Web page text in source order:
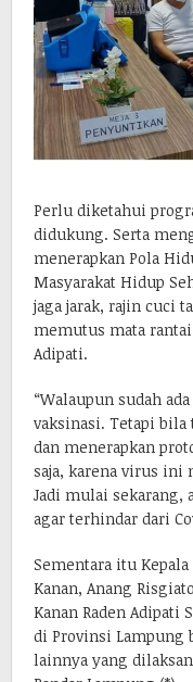
Perlu diketahui
didukung. Serta
menerapkan Pola
Masyarakat Hidup
jaga jarak, rajin cuci
memutus mata
Adipati.
“Walaupun sudah
vaksinasi. Tetapi bila
dan menerapkan
saja, karena virus ini
Jadi mulai sekarang,
agar terhindar dari
Sementara itu
Kanan, Anang
Kanan Raden Adipati
di Provinsi Lampung
lainnya yang